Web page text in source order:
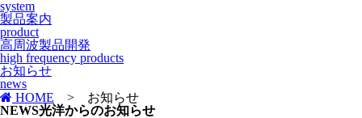
system
製品案内
product
高周波製品開発
high frequency products
お知らせ
news
HOME > お知らせ
NEWS光洋からのお知らせ